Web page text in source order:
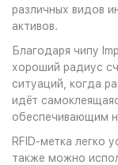
различных видов
активов.
Благодаря чипу
хороший радиус
ситуаций, когда
идёт
обеспечивающим
RFID-метка легко
также можно